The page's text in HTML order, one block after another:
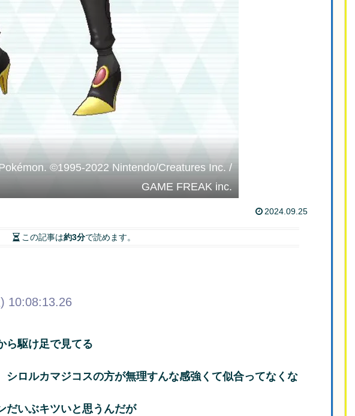
©1995-2022 Nintendo/Creatures Inc. /
GAME FREAK inc.
2024.09.25
この記事は約3分で読めます。
10:08:13.26
ら駆け足で見てる
シロルカマジコスの方が無理すんな感強くて似合ってなくな
だいぶキツいと思うんだが